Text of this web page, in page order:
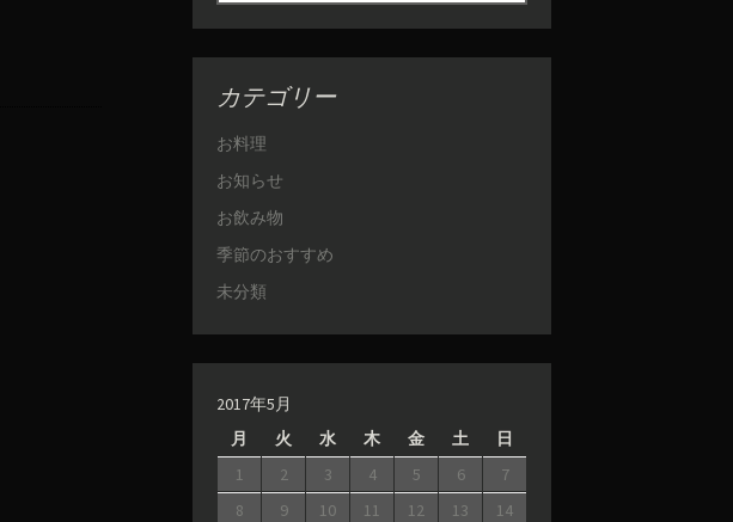
カテゴリー
お料理
お知らせ
お飲み物
季節のおすすめ
未分類
2017年5月
月
火 水 木 金 土 日
1 2 3 4 5 6
7
8
9 10 11 12 13
14